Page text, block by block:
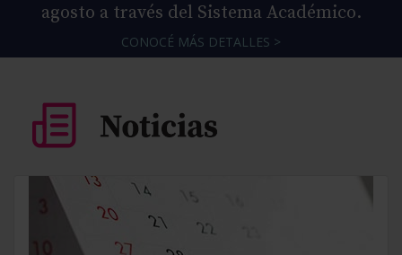
agosto a través del Sistema Académico.
CONOCÉ MÁS DETALLES >